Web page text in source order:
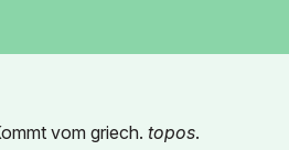
vom griech. topos.